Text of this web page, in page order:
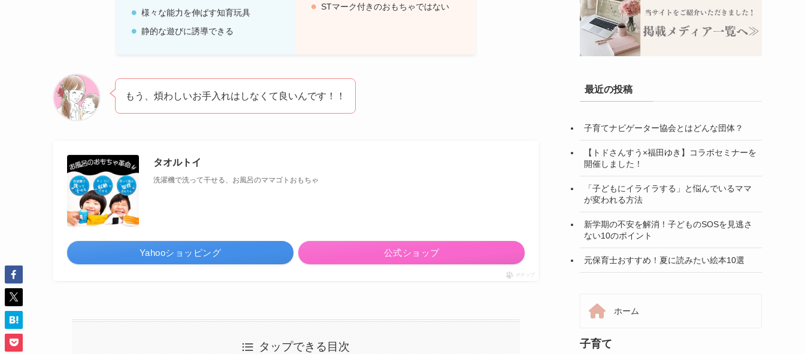
様々な能力を伸ばす知育玩具
静的な遊びに誘導できる
STマーク付きのおもちゃではない
もう、煩わしいお手入れはしなくて良いんです！！
タオルトイ
洗濯機で洗って干せる、お風呂のママゴトおもちゃ
Yahooショッピング 公式ショップ
ポチップ
タップできる目次
最近の投稿
子育てナビゲーター協会とはどんな団体？
【トドさんすう×福田ゆき】コラボセミナーを
開催しました！
「子どもにイライラする」と悩んでいるママ
が変われる方法
新学期の不安を解消！子どものSOSを見逃さ
ない10のポイント
元保育士おすすめ！夏に読みたい絵本10選
ホーム
子育て